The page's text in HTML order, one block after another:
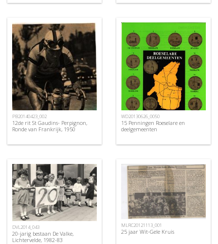
PB20140423_002
12de rit St Gaudins- Perpignon,
Ronde van Frankrijk, 1950
WD20130626_0050
15 Penningen Roeselare en
deelgemeenten
DVL2014_043
20-jarig bestaan De Valke,
Lichtervelde, 1982-83
MLRC20121113_001
25 jaar Wit-Gele Kruis